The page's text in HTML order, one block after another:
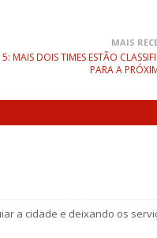
MAIS
MAIS DOIS TIMES ESTÃO
PARA A
a cidade e deixando os